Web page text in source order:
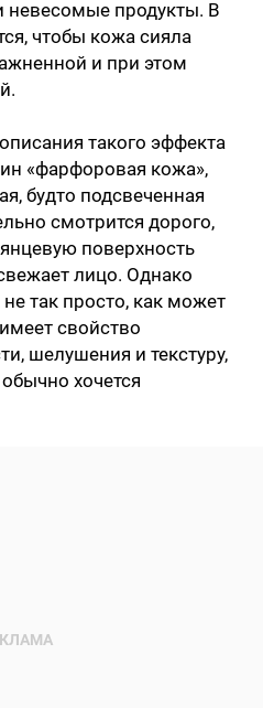
невесомые продукты. В
чтобы кожа сияла
и при этом
такого эффекта
«фарфоровая кожа»,
будто подсвеченная
смотрится дорого,
поверхность
лицо. Однако
так просто, как может
свойство
шелушения и текстуру,
хочется